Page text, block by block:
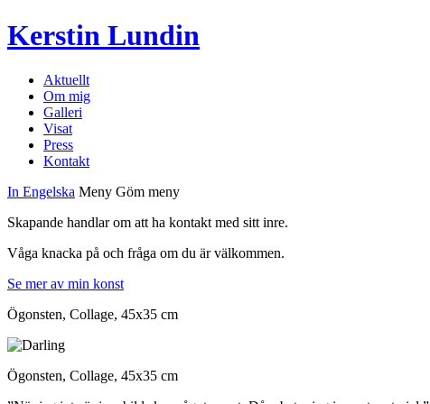
Kerstin Lundin
Aktuellt
Om mig
Galleri
Visat
Press
Kontakt
In Engelska Meny Göm meny
Skapande handlar om att ha kontakt med sitt inre.
Våga knacka på och fråga om du är välkommen.
Se mer av min konst
Ögonsten, Collage, 45x35 cm
Ögonsten, Collage, 45x35 cm